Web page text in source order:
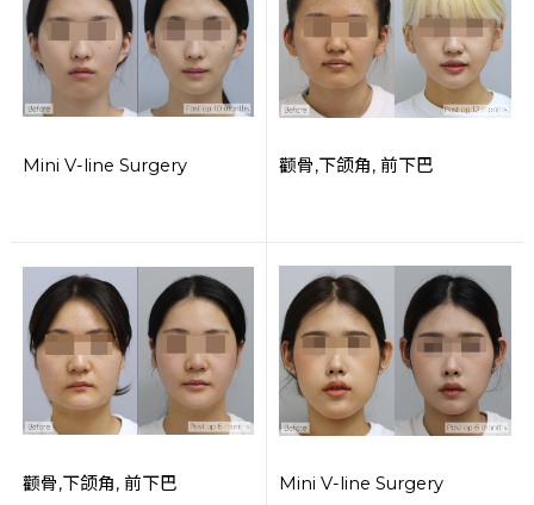
Mini V-line Surgery 颧骨,下颌角, 前下巴
颧骨,下颌角, 前下巴 Mini V-line Surgery